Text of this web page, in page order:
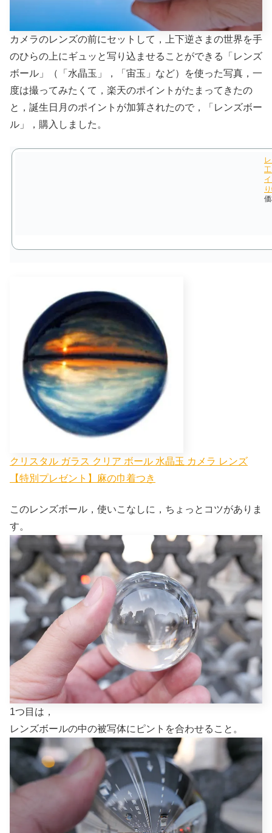
カメラのレンズの前にセットして，上下逆さまの世界を手
のひらの上にギュッと写り込ませることができる「レンズ
ボール」（「水晶玉」，「宙玉」など）を使った写真，一
度は撮ってみたくて，楽天のポイントがたまってきたの
と，誕生日月のポイントが加算されたので，「レンズボー
ル」，購入しました。
クリスタル ガラス クリア ボール 水晶玉 カメラ レンズ
【特別プレゼント】麻の巾着つき
このレンズボール，使いこなしに，ちょっとコツがありま
す。
1つ目は，
レンズボールの中の被写体にピントを合わせること。